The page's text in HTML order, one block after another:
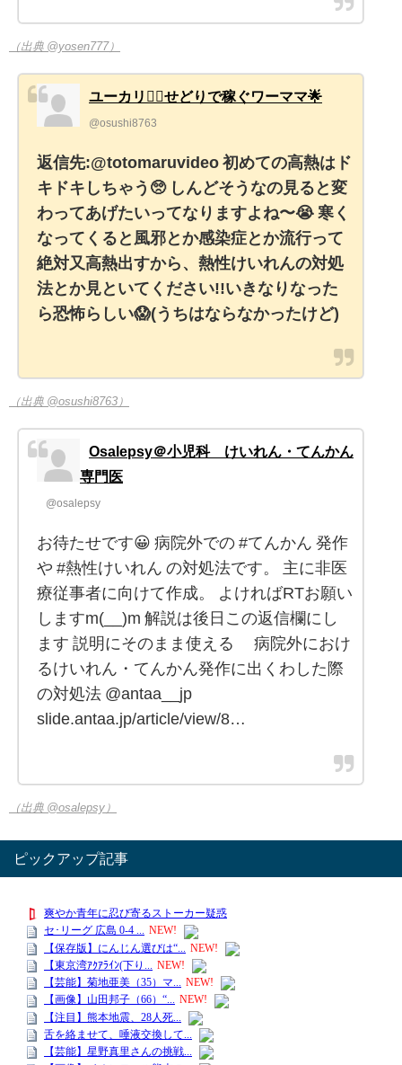
（出典 @yosen777）
ユーカリ👷‍♀せどりで稼ぐワーママ🌟
@osushi8763
返信先:@totomaruvideo 初めての高熱はド
キドキしちゃう🥺 しんどそうなの見ると変
わってあげたいってなりますよね〜😭 寒く
なってくると風邪とか感染症とか流行って
絶対又高熱出すから、熱性けいれんの対処
法とか見といてください!!いきなりなった
ら恐怖らしい😱(うちはならなかったけど)
（出典 @osushi8763）
Osalepsy＠小児科 けいれん・てんかん
専門医
@osalepsy
お待たせです😀 病院外での #てんかん 発作
や #熱性けいれん の対処法です。 主に非医
療従事者に向けて作成。 よければRTお願い
しますm(__)m 解説は後日この返信欄にし
ます 説明にそのまま使える 病院外におけ
るけいれん・てんかん発作に出くわした際
の対処法 @antaa__jp
slide.antaa.jp/article/view/8…
（出典 @osalepsy）
ピックアップ記事